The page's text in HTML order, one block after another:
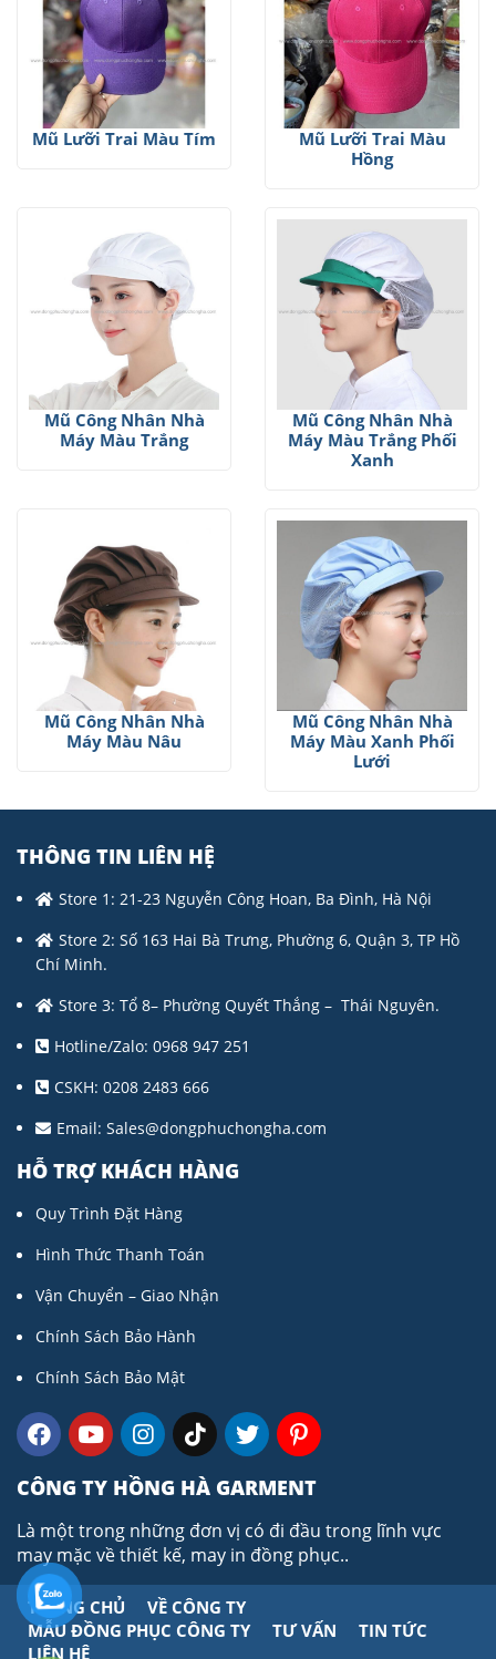
Mũ Lưỡi Trai Màu Tím
Mũ Lưỡi Trai Màu
Hồng
Mũ Công Nhân Nhà
Máy Màu Trắng
Mũ Công Nhân Nhà
Máy Màu Trắng Phối
Xanh
Mũ Công Nhân Nhà
Máy Màu Nâu
Mũ Công Nhân Nhà
Máy Màu Xanh Phối
Lưới
THÔNG TIN LIÊN HỆ
Store 1: 21-23 Nguyễn Công Hoan, Ba Đình, Hà Nội
Store 2: Số 163 Hai Bà Trưng, Phường 6, Quận 3, TP Hồ
Chí Minh.
Store 3: Tổ 8– Phường Quyết Thắng – Thái Nguyên.
Hotline/Zalo: 0968 947 251
CSKH: 0208 2483 666
Email: Sales@dongphuchongha.com
HỖ TRỢ KHÁCH HÀNG
Quy Trình Đặt Hàng
Hình Thức Thanh Toán
Vận Chuyển – Giao Nhận
Chính Sách Bảo Hành
Chính Sách Bảo Mật
CÔNG TY HỒNG HÀ GARMENT
Là một trong những đơn vị có đi đầu trong lĩnh vực
may mặc về thiết kế, may in đồng phục..
TRANG CHỦ
VỀ CÔNG TY
MẪU ĐỒNG PHỤC CÔNG TY
TƯ VẤN
TIN TỨC
LIÊN HỆ